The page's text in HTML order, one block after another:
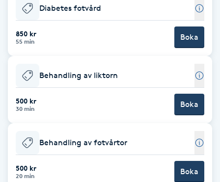
Brynformning
Brynfärgning
Diabetes fotvård
850 kr
55 min Boka
Behandling av liktorn
500 kr
30 min Boka
Behandling av fotvårtor
500 kr
20 min Boka